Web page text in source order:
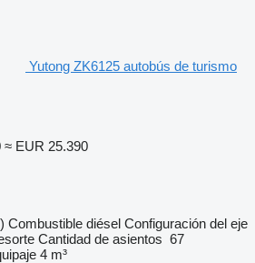
Yutong ZK6125 autobús de turismo
≈ EUR 25.390
Combustible diésel Configuración del eje
Cantidad de asientos 67
4 m³